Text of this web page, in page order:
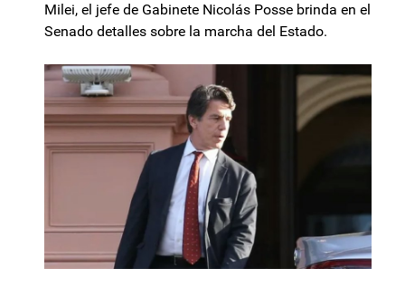
Milei, el jefe de Gabinete Nicolás Posse brinda en el
Senado detalles sobre la marcha del Estado.